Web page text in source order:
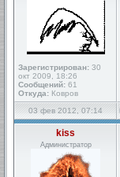
Зарегистрирован: 30
окт 2009, 18:26
Сообщений: 61
Откуда: Ковров
03 фев 2012, 07:14
kiss
Администратор